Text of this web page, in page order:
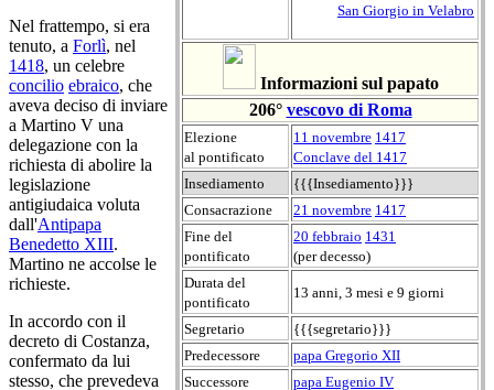
San Giorgio in Velabro
Informazioni sul papato
206° vescovo di Roma
Elezione
al pontificato
11 novembre 1417
Conclave del 1417
Insediamento
{{{Insediamento}}}
Consacrazione
21 novembre 1417
Fine del
pontificato
20 febbraio 1431
(per decesso)
Durata del
pontificato
13 anni, 3 mesi e 9 giorni
Segretario
{{{segretario}}}
Predecessore
papa Gregorio XII
Successore
papa Eugenio IV
Nel frattempo, si era
tenuto, a Forlì, nel
1418, un celebre
concilio ebraico, che
aveva deciso di inviare
a Martino V una
delegazione con la
richiesta di abolire la
legislazione
antigiudaica voluta
dall'Antipapa
Benedetto XIII.
Martino ne accolse le
richieste.
In accordo con il
decreto di Costanza,
confermato da lui
stesso, che prevedeva